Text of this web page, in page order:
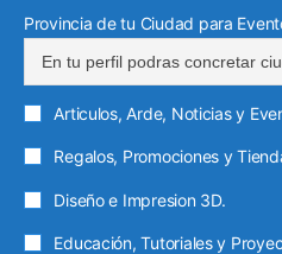
Provincia de tu Ciudad para
Articulos, Arde, Noticias y
Regalos, Promociones y
Diseño e Impresion 3D.
Educación, Tutoriales y